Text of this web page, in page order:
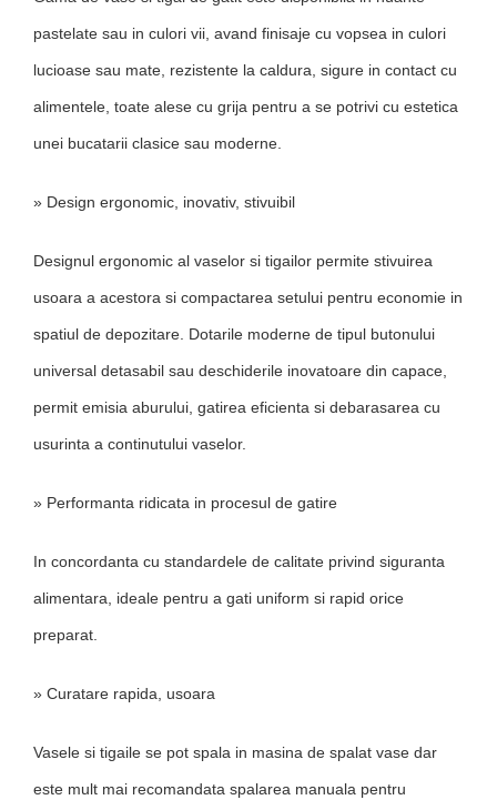
pastelate sau in culori vii, avand finisaje cu vopsea in culori
lucioase sau mate, rezistente la caldura, sigure in contact cu
alimentele, toate alese cu grija pentru a se potrivi cu estetica
unei bucatarii clasice sau moderne.
» Design ergonomic, inovativ, stivuibil
Designul ergonomic al vaselor si tigailor permite stivuirea
usoara a acestora si compactarea setului pentru economie in
spatiul de depozitare. Dotarile moderne de tipul butonului
universal detasabil sau deschiderile inovatoare din capace,
permit emisia aburului, gatirea eficienta si debarasarea cu
usurinta a continutului vaselor.
» Performanta ridicata in procesul de gatire
In concordanta cu standardele de calitate privind siguranta
alimentara, ideale pentru a gati uniform si rapid orice
preparat.
» Curatare rapida, usoara
Vasele si tigaile se pot spala in masina de spalat vase dar
este mult mai recomandata spalarea manuala pentru